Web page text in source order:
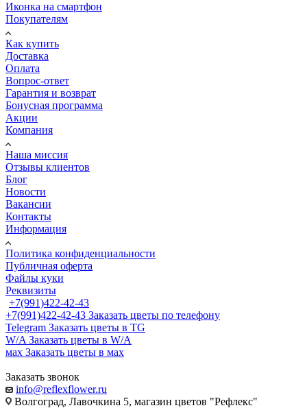
Иконка на смартфон
Покупателям
Как купить
Доставка
Оплата
Вопрос-ответ
Гарантия и возврат
Бонусная программа
Акции
Компания
Наша миссия
Отзывы клиентов
Блог
Новости
Вакансии
Контакты
Информация
Политика конфиденциальности
Публичная оферта
Файлы куки
Реквизиты
+7(991)422-42-43
+7(991)422-42-43 Заказать цветы по телефону
Telegram Заказать цветы в TG
W/A Заказать цветы в W/A
мах Заказать цветы в мах
Заказать звонок
info@reflexflower.ru
Волгоград, Лавочкина 5, магазин цветов "Рефлекс"